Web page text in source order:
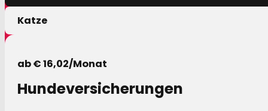
Katze
ab € 16,02/Monat
Hundeversicherungen